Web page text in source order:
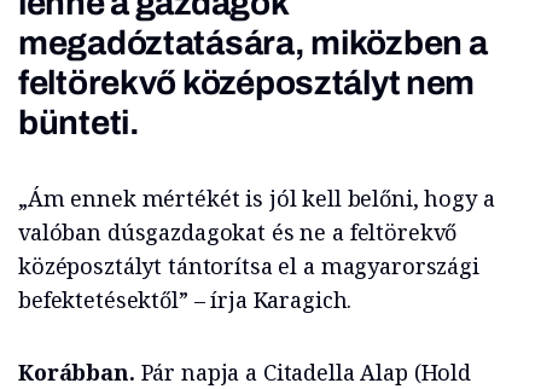
megadóztatására, miközben a
feltörekvő középosztályt nem
bünteti.
„Ám ennek mértékét is jól kell belőni, hogy a
valóban dúsgazdagokat és ne a feltörekvő
középosztályt tántorítsa el a magyarországi
befektetésektől” – írja Karagich.
Korábban. Pár napja a Citadella Alap (Hold